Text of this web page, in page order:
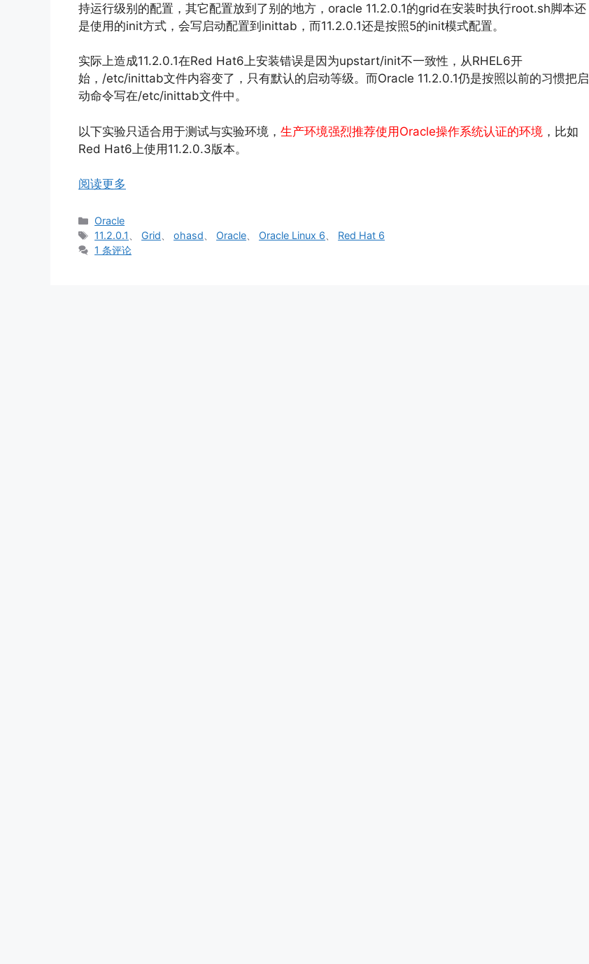
持运行级别的配置，其它配置放到了别的地方，oracle 11.2.0.1的grid在安装时执行root.sh脚本还
是使用的init方式，会写启动配置到inittab，而11.2.0.1还是按照5的init模式配置。
实际上造成11.2.0.1在Red Hat6上安装错误是因为upstart/init不一致性，从RHEL6开
始，/etc/inittab文件内容变了，只有默认的启动等级。而Oracle 11.2.0.1仍是按照以前的习惯把启
动命令写在/etc/inittab文件中。
以下实验只适合用于测试与实验环境， 生产环境强烈推荐使用Oracle操作系统认证的环境 ，比如
Red Hat6上使用11.2.0.3版本。
阅读更多
分
类
Oracle
标
签
11.2.0.1 Grid 、ohasd Oracle Oracle Linux 6
Red Hat 6
1 条评论